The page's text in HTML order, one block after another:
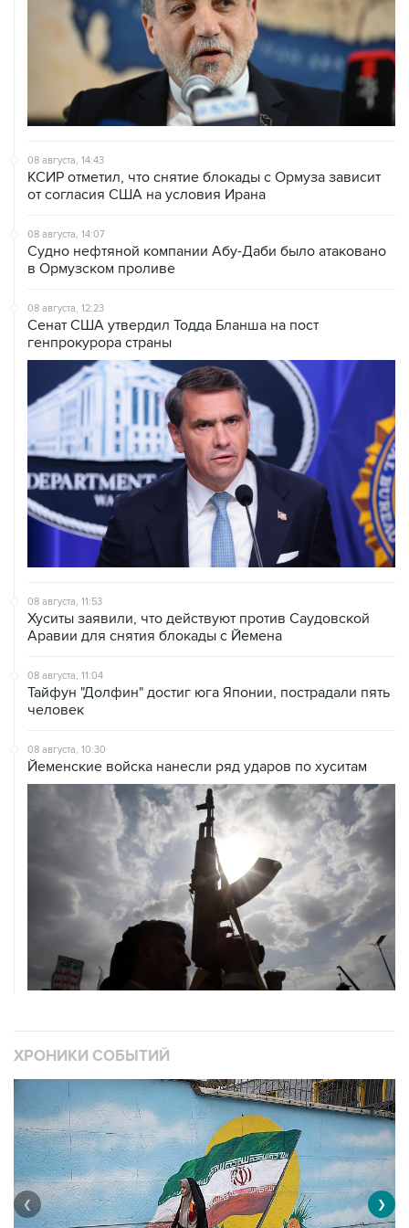
08 августа, 14:43
КСИР отметил, что снятие блокады с Ормуза зависит
от согласия США на условия Ирана
08 августа, 14:07
Судно нефтяной компании Абу-Даби было атаковано
в Ормузском проливе
08 августа, 12:23
Сенат США утвердил Тодда Бланша на пост
генпрокурора страны
08 августа, 11:53
Хуситы заявили, что действуют против Саудовской
Аравии для снятия блокады с Йемена
08 августа, 11:04
Тайфун "Долфин" достиг юга Японии, пострадали пять
человек
08 августа, 10:30
Йеменские войска нанесли ряд ударов по хуситам
ХРОНИКИ СОБЫТИЙ
❮ ❯